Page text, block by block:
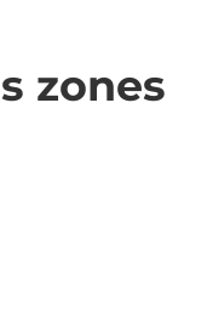
zones